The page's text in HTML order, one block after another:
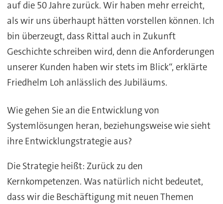
auf die 50 Jahre zurück. Wir haben mehr erreicht,
als wir uns überhaupt hätten vorstellen können. Ich
bin überzeugt, dass Rittal auch in Zukunft
Geschichte schreiben wird, denn die Anforderungen
unserer Kunden haben wir stets im Blick“, erklärte
Friedhelm Loh anlässlich des Jubiläums.
Wie gehen Sie an die Entwicklung von
Systemlösungen heran, beziehungsweise wie sieht
ihre Entwicklungstrategie aus?
Die Strategie heißt: Zurück zu den
Kernkompetenzen. Was natürlich nicht bedeutet,
dass wir die Beschäftigung mit neuen Themen